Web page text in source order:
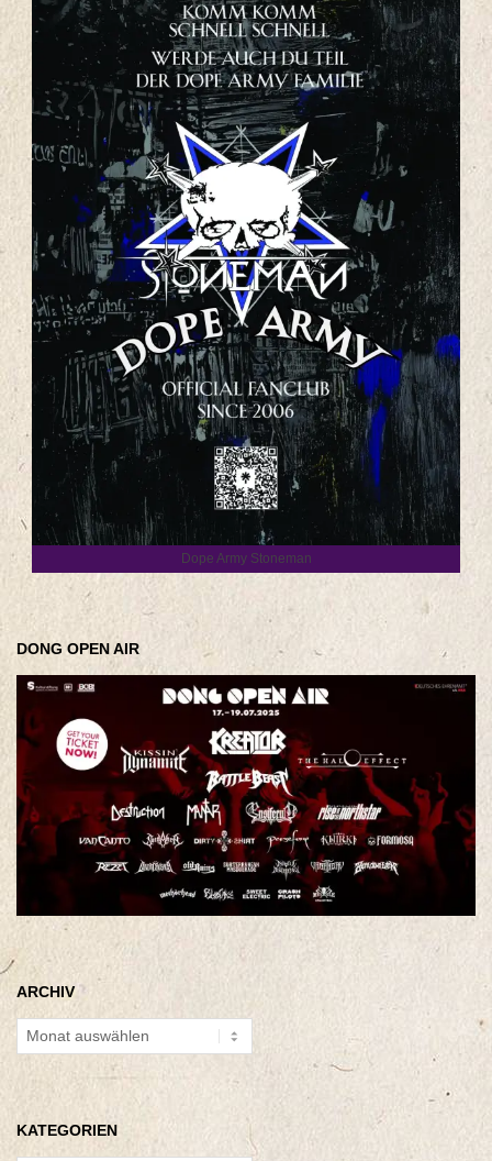
Dope Army Stoneman
DONG OPEN AIR
ARCHIV
Archiv
KATEGORIEN